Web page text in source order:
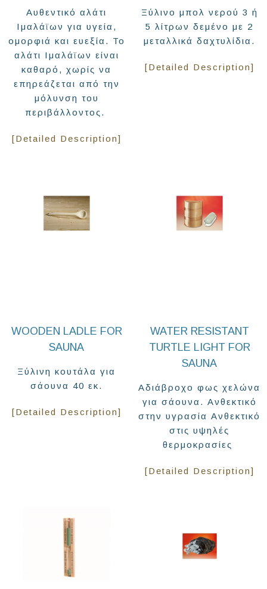
Αυθεντικό αλάτι
Ιμαλάϊων για υγεία,
ομορφιά και ευεξία. Το
αλάτι Ιμαλάϊων είναι
καθαρό, χωρίς να
επηρεάζεται από την
μόλυνση του
περιβάλλοντος.
[Detailed Description]
Ξύλινο μπολ νερού 3 ή
5 λίτρων δεμένο με 2
μεταλλικά δαχτυλίδια.
[Detailed Description]
WOODEN LADLE FOR
SAUNA
Ξύλινη κουτάλα για
σάουνα 40 εκ.
[Detailed Description]
WATER RESISTANT
TURTLE LIGHT FOR
SAUNA
Αδιάβροχο φως χελώνα
για σάουνα. Ανθεκτικό
στην υγρασία Ανθεκτικό
στις υψηλές
θερμοκρασίες
[Detailed Description]